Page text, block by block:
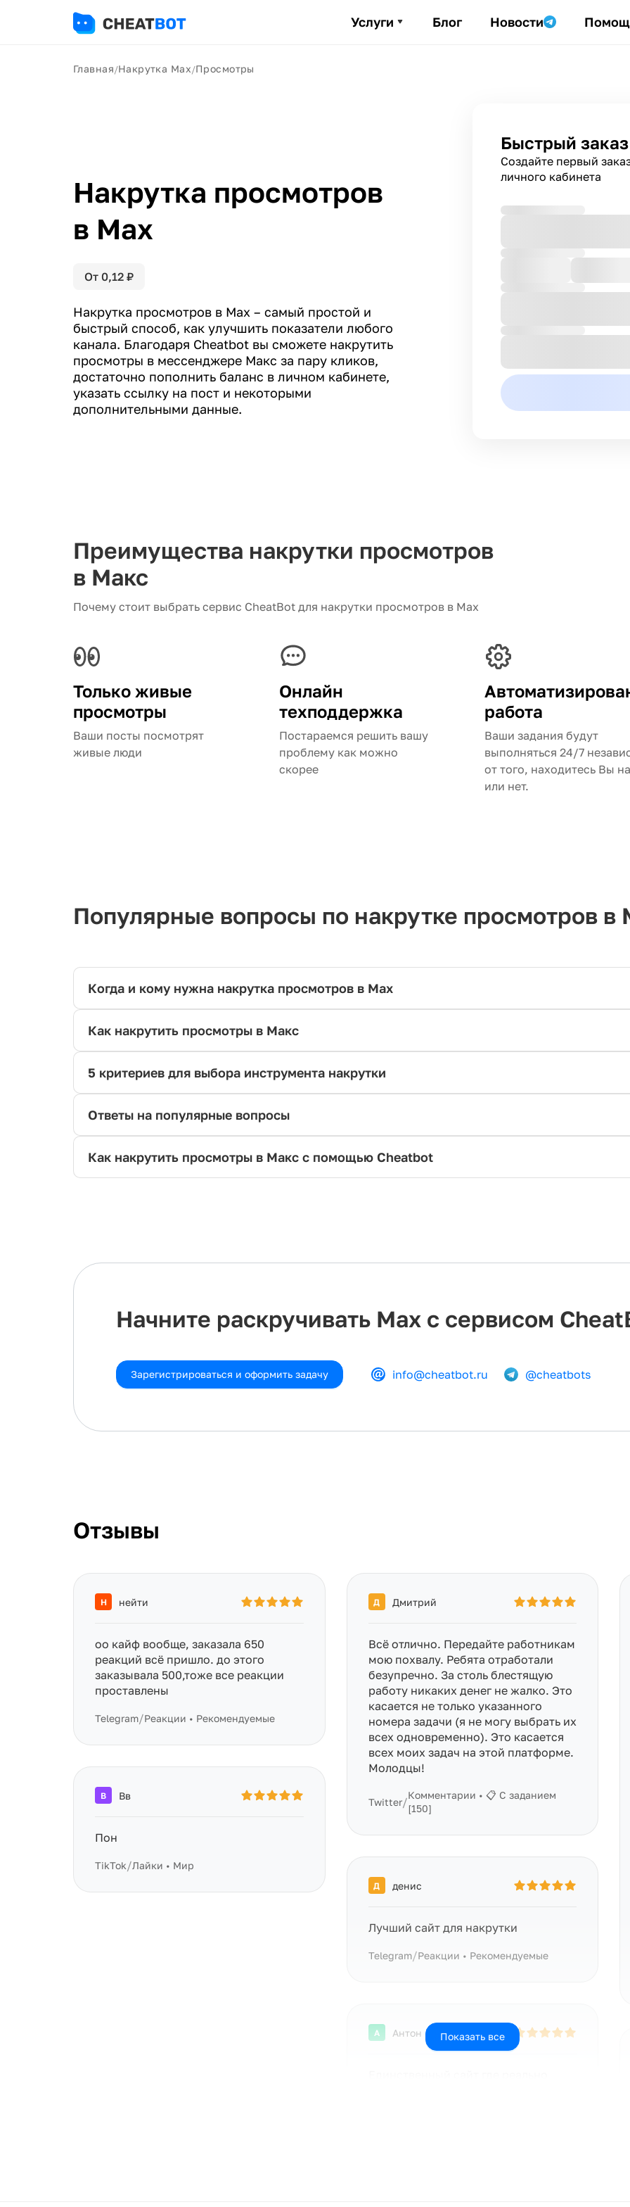
Услуги Блог Новости
Главная/Накрутка Max/Просмотры
Накрутка просмотров
в Max
От 0,12 ₽
Накрутка просмотров в Max – самый простой и
быстрый способ, как улучшить показатели любого
канала. Благодаря Cheatbot вы сможете накрутить
просмотры в мессенджере Макс за пару кликов,
достаточно пополнить баланс в личном кабинете,
указать ссылку на пост и некоторыми
дополнительными данные.
Быстрый заказ
Создайте первый
личного кабинета
Преимущества накрутки просмотров
в Макс
Почему стоит выбрать сервис CheatBot для накрутки просмотров в Max
Только живые
просмотры
Ваши посты посмотрят
живые люди
Онлайн
техподдержка
Постараемся решить вашу
проблему как можно
скорее
работа
Ваши задания будут
выполняться 24/7
от того, находитесь Вы
или нет.
Популярные вопросы по накрутке просмотров в
Когда и кому нужна накрутка просмотров в Max
Как накрутить просмотры в Макс
5 критериев для выбора инструмента накрутки
Ответы на популярные вопросы
Как накрутить просмотры в Макс с помощью Cheatbot
Начните раскручивать Max с сервисом
Зарегистрироваться и оформить задачу info@cheatbot.ru @cheatbots
Отзывы
Н нейти
оо кайф вообще, заказала 650
реакций всё пришло. до этого
заказывала 500,тоже все реакции
проставлены
Telegram/Реакции • Рекомендуемые
В Вв
Пон
TikTok/Лайки • Мир
Д Дмитрий
Всё отлично. Передайте работникам
мою похвалу. Ребята отработали
безупречно. За столь блестящую
работу никаких денег не жалко. Это
касается не только указанного
номера задачи (я не могу выбрать их
всех одновременно). Это касается
всех моих задач на этой платформе.
Молодцы!
Twitter/Комментарии • 📋 С заданием
[150]
Д денис
Лучший сайт для накрутки
Telegram/Реакции • Рекомендуемые
А Антон Показать все